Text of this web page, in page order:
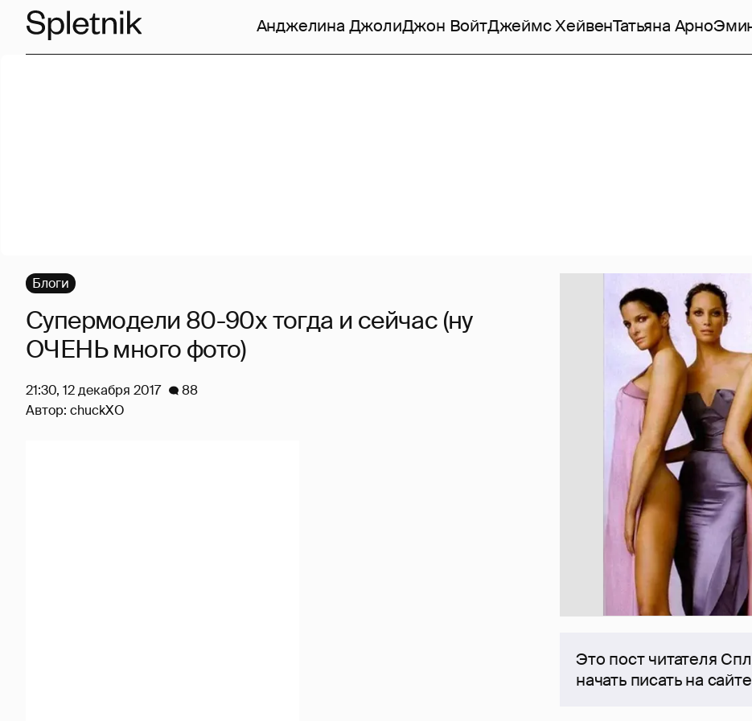
Анджелина ДжолиДжон ВойтДжеймс ХейвенТатьяна Арно
Это пост читателя
начать писать на
Блоги
Супермодели 80-90х тогда и сейчас (ну
ОЧЕНЬ много фото)
21:30, 12 декабря 2017
88
Автор: chuckXO